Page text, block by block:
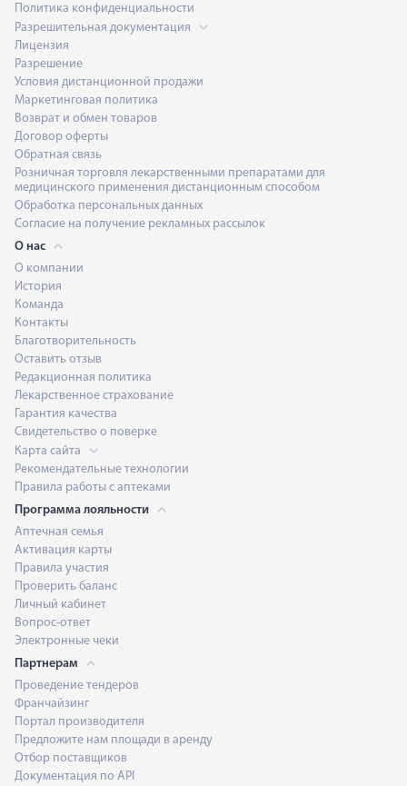
Политика конфиденциальности
Разрешительная документация
Лицензия
Разрешение
Условия дистанционной продажи
Маркетинговая политика
Возврат и обмен товаров
Договор оферты
Обратная связь
Розничная торговля лекарственными препаратами для
медицинского применения дистанционным способом
Обработка персональных данных
Согласие на получение рекламных рассылок
О нас
О компании
История
Команда
Контакты
Благотворительность
Оставить отзыв
Редакционная политика
Лекарственное страхование
Гарантия качества
Свидетельство о поверке
Карта сайта
Рекомендательные технологии
Правила работы с аптеками
Программа лояльности
Аптечная семья
Активация карты
Правила участия
Проверить баланс
Личный кабинет
Вопрос-ответ
Электронные чеки
Партнерам
Проведение тендеров
Франчайзинг
Портал производителя
Предложите нам площади в аренду
Отбор поставщиков
Документация по API